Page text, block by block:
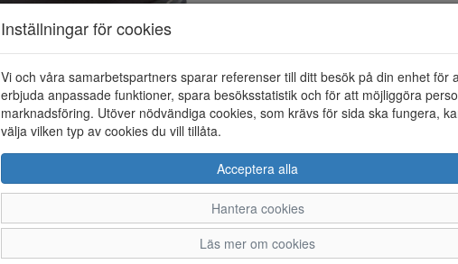
36 37 38
Inställningar för cookies
Vi och våra samarbetspartners sparar referenser till ditt besök på din enhet för
erbjuda anpassade funktioner, spara besöksstatistik och för att möjliggöra
marknadsföring. Utöver nödvändiga cookies, som krävs för sida ska fungera,
välja vilken typ av cookies du vill tillåta.
Acceptera alla
Hantera cookies
Läs mer om cookies